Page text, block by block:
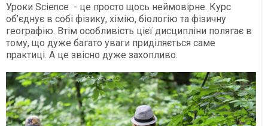
Уроки Science - це просто щось неймовірне. Курс
об’єднує в собі фізику, хімію, біологію та фізичну
географію. Втім особливість цієї дисципліни полягає в
тому, що дуже багато уваги приділяється саме
практиці. А це звісно дуже захопливо.